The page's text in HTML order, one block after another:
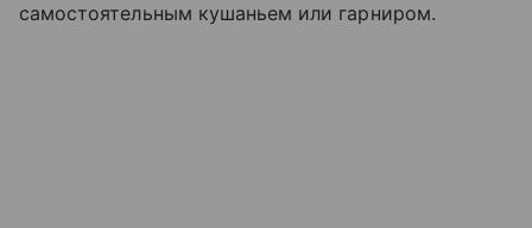
самостоятельным кушаньем или гарниром.